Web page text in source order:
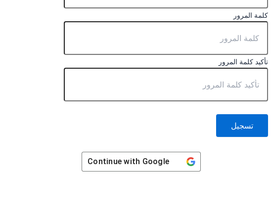
كلمة المرور
تأكيد كلمة المرور
تسجيل
Continue with Google